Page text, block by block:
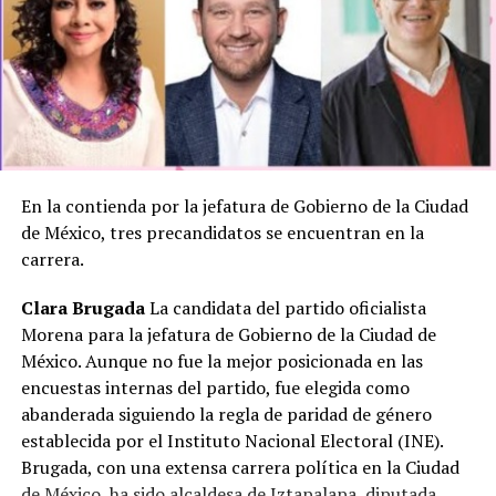
campaña institucional que informe cómo han votado los
partidos políticos al momento de discutirse la
aprobación o los recursos para los programas sociales.
MarioDelgado, #XóchitlGálvez, #INE, #Elecciones2024,
#Morena, #PRI, #PAN, #PRD, #ProgramasSociales,
#PolíticaMéxico
En la contienda por la jefatura de Gobierno de la Ciudad
de México, tres precandidatos se encuentran en la
carrera.
Clara BrugadaLa candidata del partido oficialista
Morena para la jefatura de Gobierno de la Ciudad de
México. Aunque no fue la mejor posicionada en las
encuestas internas del partido, fue elegida como
abanderada siguiendo la regla de paridad de género
establecida por el Instituto Nacional Electoral (INE).
Brugada, con una extensa carrera política en la Ciudad